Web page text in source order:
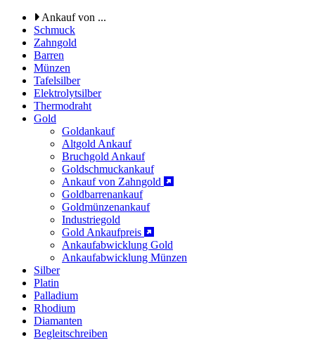
Ankauf von ...
Schmuck
Zahngold
Barren
Münzen
Tafelsilber
Elektrolytsilber
Thermodraht
Gold
Goldankauf
Altgold Ankauf
Bruchgold Ankauf
Goldschmuckankauf
Ankauf von Zahngold
Goldbarrenankauf
Goldmünzenankauf
Industriegold
Gold Ankaufpreis
Ankaufabwicklung Gold
Ankaufabwicklung Münzen
Silber
Platin
Palladium
Rhodium
Diamanten
Begleitschreiben